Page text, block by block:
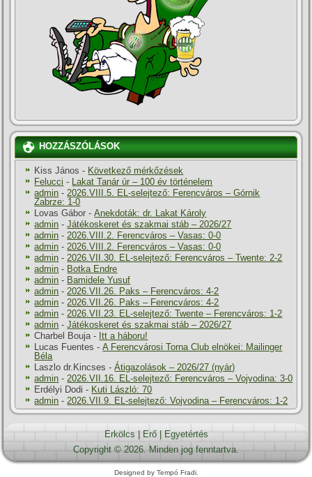
HOZZÁSZÓLÁSOK
Kiss János - Következő mérkőzések
Felucci -
Lakat Tanár úr – 100 év történelem
admin - 2026.VIII.5. EL-selejtező: Ferencváros – Górnik
Zabrze: 1-0
Lovas Gábor -Anekdoták: dr. Lakat Károly
admin -Játékoskeret és szakmai stáb – 2026/27
admin - 2026.VIII.2. Ferencváros – Vasas: 0-0
admin - 2026.VIII.2. Ferencváros – Vasas: 0-0
admin - 2026.VII.30. EL-selejtező: Ferencváros – Twente: 2-2
admin - Botka Endre
admin - Bamidele Yusuf
admin - 2026.VII.26. Paks – Ferencváros: 4-2
admin - 2026.VII.26. Paks – Ferencváros: 4-2
admin - 2026.VII.23. EL-selejtező: Twente – Ferencváros: 1-2
admin -Játékoskeret és szakmai stáb – 2026/27
Charbel Bouja - Itt a háboru!
Lucas Fuentes -A Ferencvárosi Torna Club elnökei: Mailinger
Béla
Laszlo dr.Kincses -Átigazolások – 2026/27 (nyár)
admin - 2026.VII.16. EL-selejtező: Ferencváros – Vojvodina: 3-0
Erdélyi Dodi - Kuti László: 70
admin - 2026.VII.9. EL-selejtező: Vojvodina – Ferencváros: 1-2
Erkölcs Erő|
Egyetértés
Copyright © 2026. Minden jog fenntartva.
Designed by Tempó Fradi.